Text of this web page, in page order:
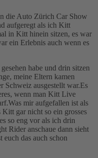
die Auto Zürich Car Show
aufgeregt als ich Kitt
in Kitt hinein sitzen, es war
ein Erlebnis auch wenn es
habe und drin sitzen
meine Eltern kamen
ausgestellt war.Es
wenn man Kitt Live
mir aufgefallen ist als
gar nicht so ein grosses
so eng vor als ich drin
Rider anschaue dann sieht
das auch schon